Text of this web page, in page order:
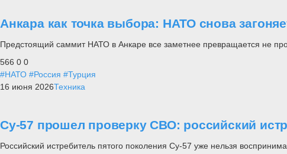
Анкара как точка выбора: НАТО снова
Предстоящий саммит НАТО в Анкаре все заметнее превращается не
566 0 0
#НАТО #Россия #Турция
16 июня 2026Техника
Су-57 прошел проверку СВО: российский
Российский истребитель пятого поколения Су-57 уже нельзя